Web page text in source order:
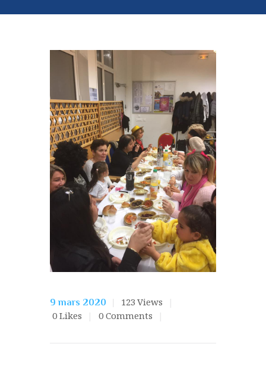
9 mars 2020 123 Views
0 Likes 0 Comments